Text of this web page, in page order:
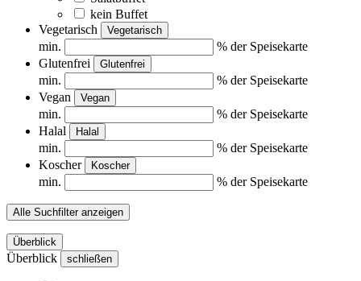
kein Buffet
Vegetarisch
Vegetarisch
min.
% der Speisekarte
Glutenfrei
Glutenfrei
min.
% der Speisekarte
Vegan
Vegan
min.
% der Speisekarte
Halal
Halal
min.
% der Speisekarte
Koscher
Koscher
min. % der Speisekarte
Alle Suchfilter anzeigen
Überblick
Überblick schließen